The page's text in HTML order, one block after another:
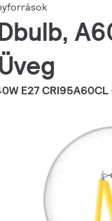
E27 CRI95A60CL